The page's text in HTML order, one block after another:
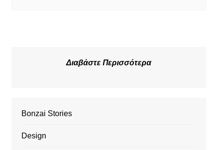
Διαβάστε Περισσότερα
Bonzai Stories
Design